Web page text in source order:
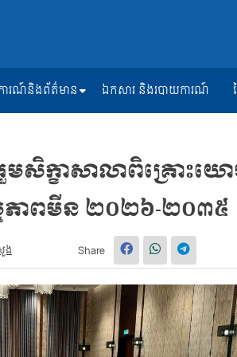
ការណ៍និងព័ត៌មាន ឯកសារ និងរបាយការណ៍
មសិក្ខាសាលាពិគ្រោះយ
ាពមីន ២០២៦-២០៣៥
ង Share